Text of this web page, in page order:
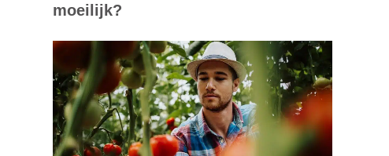
moeilijk?